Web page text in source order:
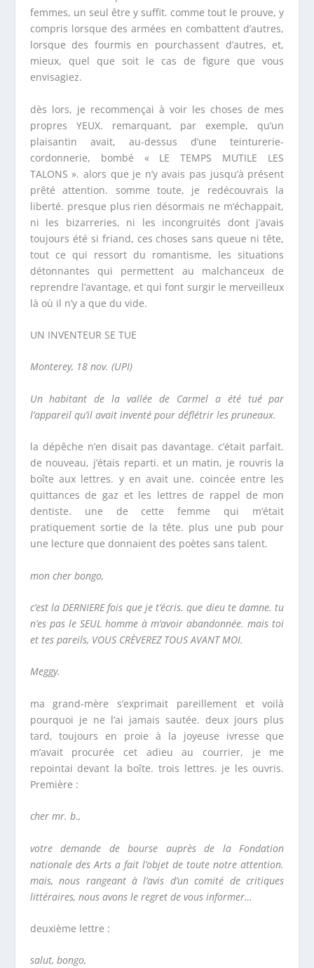
femmes, un seul être y suffit. comme tout le prouve, y
compris lorsque des armées en combattent d’autres,
lorsque des fourmis en pourchassent d’autres, et,
mieux, quel que soit le cas de figure que vous
envisagiez.
dès lors, je recommençai à voir les choses de mes
propres YEUX. remarquant, par exemple, qu’un
plaisantin avait, au-dessus d’une teinturerie-
cordonnerie, bombé « LE TEMPS MUTILE LES
TALONS ». alors que je n’y avais pas jusqu’à présent
prêté attention. somme toute, je redécouvrais la
liberté. presque plus rien désormais ne m’échappait,
ni les bizarreries, ni les incongruités dont j’avais
toujours été si friand, ces choses sans queue ni tête,
tout ce qui ressort du romantisme, les situations
détonnantes qui permettent au malchanceux de
reprendre l’avantage, et qui font surgir le merveilleux
là où il n’y a que du vide.
UN INVENTEUR SE TUE
Monterey, 18 nov. (UPI)
Un habitant de la vallée de Carmel a été tué par
l’appareil qu’il avait inventé pour déflétrir les pruneaux.
la dépêche n’en disait pas davantage. c’était parfait.
de nouveau, j’étais reparti. et un matin, je rouvris la
boîte aux lettres. y en avait une. coincée entre les
quittances de gaz et les lettres de rappel de mon
dentiste. une de cette femme qui m’était
pratiquement sortie de la tête. plus une pub pour
une lecture que donnaient des poètes sans talent.
mon cher bongo,
c’est la DERNIERE fois que je t’écris. que dieu te damne. tu
n’es pas le SEUL homme à m’avoir abandonnée. mais toi
et tes pareils, VOUS CRÈVEREZ TOUS AVANT MOI.
Meggy.
ma grand-mère s’exprimait pareillement et voilà
pourquoi je ne l’ai jamais sautée. deux jours plus
tard, toujours en proie à la joyeuse ivresse que
m’avait procurée cet adieu au courrier, je me
repointai devant la boîte. trois lettres. je les ouvris.
Première :
cher mr. b.,
votre demande de bourse auprès de la Fondation
nationale des Arts a fait l’objet de toute notre attention.
mais, nous rangeant à l’avis d’un comité de critiques
littéraires, nous avons le regret de vous informer…
deuxième lettre :
salut, bongo,